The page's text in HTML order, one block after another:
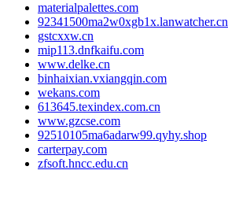
materialpalettes.com
92341500ma2w0xgb1x.lanwatcher.cn
gstcxxw.cn
mip113.dnfkaifu.com
www.delke.cn
binhaixian.vxiangqin.com
wekans.com
613645.texindex.com.cn
www.gzcse.com
92510105ma6adarw99.qyhy.shop
carterpay.com
zfsoft.hncc.edu.cn